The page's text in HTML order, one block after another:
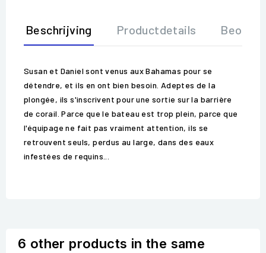
Beschrijving Productdetails
Susan et Daniel sont venus aux Bahamas pour se
détendre, et ils en ont bien besoin. Adeptes de la
plongée, ils s'inscrivent pour une sortie sur la barrière
de corail. Parce que le bateau est trop plein, parce que
l'équipage ne fait pas vraiment attention, ils se
retrouvent seuls, perdus au large, dans des eaux
infestées de requins...
6 other products in the same